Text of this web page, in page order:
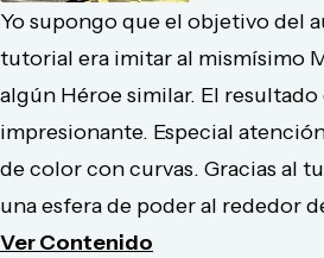
Yo supongo que el objetivo del
tutorial era imitar al mismísimo
algún Héroe similar. El resultado
impresionante. Especial
de color con curvas. Gracias al
una esfera de poder al rededor
Ver Contenido